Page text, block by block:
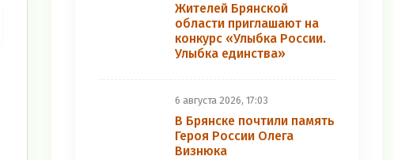
Жителей Брянской
области приглашают на
конкурс «Улыбка России.
Улыбка единства»
6 августа 2026, 17:03
В Брянске почтили память
Героя России Олега
Визнюка